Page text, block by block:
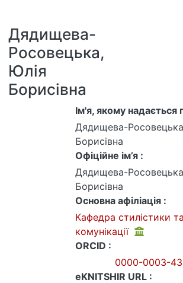
Дядищева-
Росовецька,
Юлія
Борисівна
Ім'я, якому надається
Дядищева-
Борисівна
Офіційне ім’я :
Дядищева-
Борисівна
Основна афіліація :
Кафедра стилістики
комунікації
ORCID :
0000-0003-
eKNITSHIR URL :